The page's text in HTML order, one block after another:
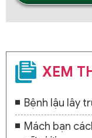
XEM
Bệnh lậu lây
Mách bạn